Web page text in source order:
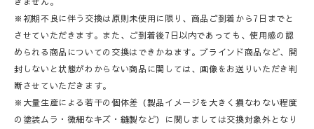
※初期不良に伴う交換は原則未使用に限り、商品ご到着から7日までと
させていただきます。また、ご到着後7日以内であっても、使用感の認
められる商品についての交換はできかねます。ブラインド商品など、開
封しないと状態がわからない商品に関しては、画像をお送りいただき判
断させていただきます。
※大量生産による若干の個体差（製品イメージを大きく損なわない程度
の塗装ムラ・微細なキズ・縫製など）に関しましては交換対象外となり